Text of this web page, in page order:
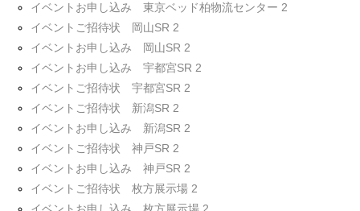
イベントお申し込み 東京ベッド柏物流センター 2
イベントご招待状 岡山SR 2
イベントお申し込み 岡山SR 2
イベントお申し込み 宇都宮SR 2
イベントご招待状 宇都宮SR 2
イベントご招待状 新潟SR 2
イベントお申し込み 新潟SR 2
イベントご招待状 神戸SR 2
イベントお申し込み 神戸SR 2
イベントご招待状 枚方展示場 2